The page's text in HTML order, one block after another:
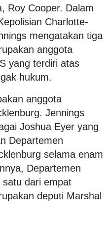
Roy Cooper. Dalam
Charlotte-
mengatakan tiga
anggota
yang terdiri atas
hukum.
anggota
Jennings
Joshua Eyer yang
Departemen
selama enam
Departemen
satu dari empat
deputi Marshal